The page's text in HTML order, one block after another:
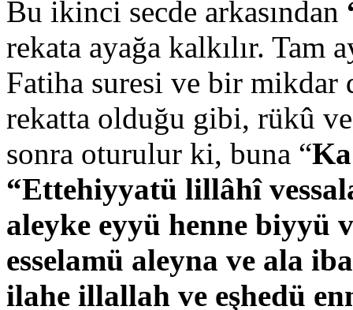
Bu ikinci secde arkasından
rekata ayağa kalkılır. Tam
Fatiha suresi ve bir
rekatta olduğu gibi, rükû ve
sonra oturulur ki, buna “
“Ettehiyyatü lillâhî
aleyke eyyü henne biyyü
esselamü aleyna ve ala
ilahe illallah ve eşhedü